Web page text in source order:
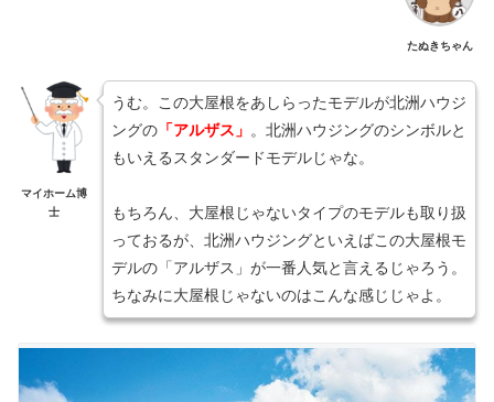
たぬきちゃん
マイホーム博
士
うむ。この大屋根をあしらったモデルが北洲ハウジ
ングの「アルザス」 。北洲ハウジングのシンボルと
もいえるスタンダードモデルじゃな。
もちろん、大屋根じゃないタイプのモデルも取り扱
っておるが、北洲ハウジングといえばこの大屋根モ
デルの「アルザス」が一番人気と言えるじゃろう。
ちなみに大屋根じゃないのはこんな感じじゃよ。